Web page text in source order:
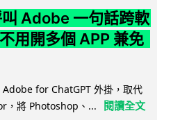
Adobe 一句話跨軟
用開多個 APP 兼免
for ChatGPT 外掛，取代
，將 Photoshop、...
閱讀全文